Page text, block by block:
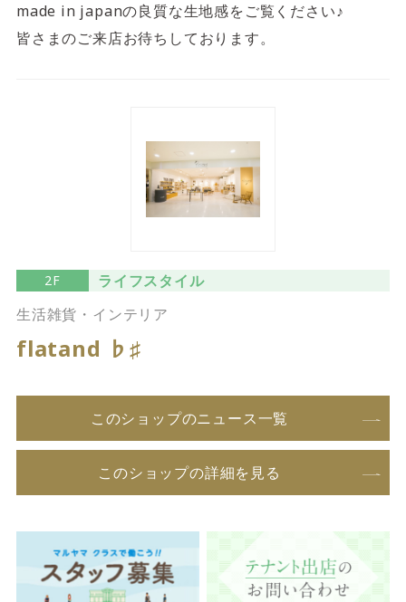
made in japanの良質な生地感をご覧ください♪
皆さまのご来店お待ちしております。
2F
ライフスタイル
生活雑貨・インテリア
flatand ♭♯
このショップのニュース一覧
このショップの詳細を見る